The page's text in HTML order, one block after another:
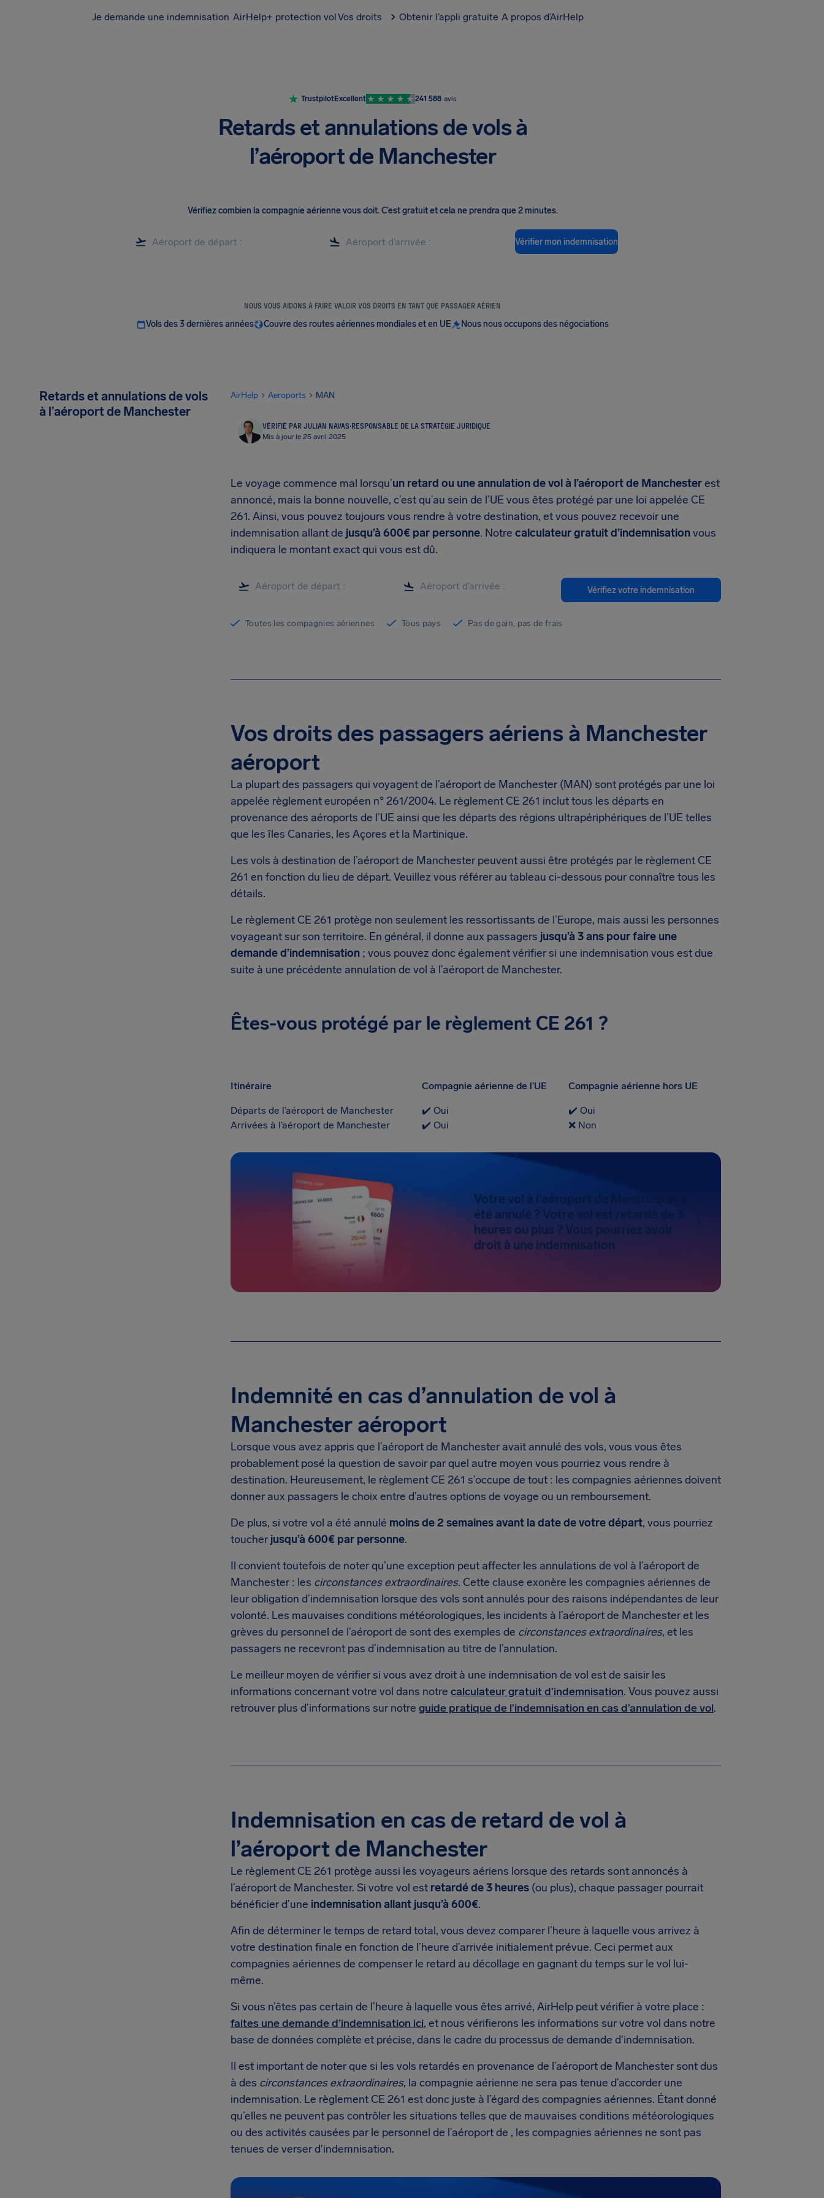
Je demande une indemnisation AirHelp+ protection volVos droits Obtenir l’appli gratuite A propos d’AirHelp
TrustpilotExcellent 241 588 avis
Retards et annulations de vols à
l’aéroport de Manchester
Vérifiez combien la compagnie aérienne vous doit.C’est gratuit et cela ne prendra que 2 minutes.
Vérifier mon indemnisation
NOUS VOUS AIDONS À FAIRE VALOIR VOS DROITS EN TANT QUE PASSAGER AÉRIEN
Vols des 3 dernières années Couvre des routes aériennes mondiales et en UE Nous nous occupons des négociations
Retards et annulations de vols
à l’aéroport de Manchester
AirHelp Aeroports MAN
VÉRIFIÉ PAR JULIAN NAVAS·RESPONSABLE DE LA STRATÉGIE JURIDIQUE
Mis à jour le 25 avril 2025
Le voyage commence mal lorsqu’un retard ou une annulation de vol à l’aéroport de Manchesterest
annoncé, mais la bonne nouvelle, c’est qu’au sein de l’UE vous êtes protégé par une loi appelée CE
261. Ainsi, vous pouvez toujours vous rendre à votre destination, et vous pouvez recevoir une
indemnisation allant de jusqu’à 600€ par personne. Notre calculateur gratuit d’indemnisationvous
indiquera le montant exact qui vous est dû.
Vérifiez votre indemnisation
Toutes les compagnies aériennes Tous pays Pas de gain, pas de frais
Vos droits des passagers aériens à Manchester
aéroport
La plupart des passagers qui voyagent de l’aéroport de Manchester (MAN) sont protégés par une loi
appelée règlement européen n° 261/2004. Le règlement CE 261 inclut tous les départs en
provenance des aéroports de l’UE ainsi que les départs des régions ultrapériphériques de l’UE telles
que les îles Canaries, les Açores et la Martinique.
Les vols à destination de l’aéroport de Manchester peuvent aussi être protégés par le règlement CE
261 en fonction du lieu de départ. Veuillez vous référer au tableau ci-dessous pour connaître tous les
détails.
Le règlement CE 261 protège non seulement les ressortissants de l’Europe, mais aussi les personnes
voyageant sur son territoire. En général, il donne aux passagers jusqu’à 3 ans pour faire une
demande d’indemnisation ; vous pouvez donc également vérifier si une indemnisation vous est due
suite à une précédente annulation de vol à l’aéroport de Manchester.
Êtes-vous protégé par le règlement CE 261 ?
Itinéraire Compagnie aérienne de l’UE Compagnie aérienne hors UE
Départs de l’aéroport de Manchester ✔️ Oui
✔️ Oui
Arrivées à l’aéroport de Manchester
✔️ Oui ❌ Non
Votre vol à l’aéroport de Manchester a
été annulé ? Votre vol est retardé de 3
heures ou plus ? Vous pourriez avoir
droit à une indemnisation
Indemnité en cas d’annulation de vol à
Manchester aéroport
Lorsque vous avez appris que l’aéroport de Manchester avait annulé des vols, vous vous êtes
probablement posé la question de savoir par quel autre moyen vous pourriez vous rendre à
destination. Heureusement, le règlement CE 261 s’occupe de tout : les compagnies aériennes doivent
donner aux passagers le choix entre d’autres options de voyage ou un remboursement.
De plus, si votre vol a été annulé moins de 2 semaines avant la date de votre départ, vous pourriez
toucher jusqu’à 600€ par personne.
Il convient toutefois de noter qu’une exception peut affecter les annulations de vol à l’aéroport de
Manchester : les circonstances extraordinaires. Cette clause exonère les compagnies aériennes de
leur obligation d’indemnisation lorsque des vols sont annulés pour des raisons indépendantes de leur
volonté. Les mauvaises conditions météorologiques, les incidents à l’aéroport de Manchester et les
grèves du personnel de l’aéroport de sont des exemples de circonstances extraordinaires, et les
passagers ne recevront pas d’indemnisation au titre de l’annulation.
Le meilleur moyen de vérifier si vous avez droit à une indemnisation de vol est de saisir les
informations concernant votre vol dans notre calculateur gratuit d’indemnisation. Vous pouvez aussi
retrouver plus d’informations sur notre guide pratique de l’indemnisation en cas d’annulation de vol.
Indemnisation en cas de retard de vol à
l’aéroport de Manchester
Le règlement CE 261 protège aussi les voyageurs aériens lorsque des retards sont annoncés à
l’aéroport de Manchester. Si votre vol est retardé de 3 heures (ou plus), chaque passager pourrait
bénéficier d’une indemnisation allant jusqu’à 600€.
Afin de déterminer le temps de retard total, vous devez comparer l’heure à laquelle vous arrivez à
votre destination finale en fonction de l’heure d’arrivée initialement prévue. Ceci permet aux
compagnies aériennes de compenser le retard au décollage en gagnant du temps sur le vol lui-
même.
Si vous n’êtes pas certain de l’heure à laquelle vous êtes arrivé, AirHelp peut vérifier à votre place :
faites une demande d’indemnisation ici, et nous vérifierons les informations sur votre vol dans notre
base de données complète et précise, dans le cadre du processus de demande d'indemnisation.
Il est important de noter que si les vols retardés en provenance de l’aéroport de Manchester sont dus
à des circonstances extraordinaires, la compagnie aérienne ne sera pas tenue d’accorder une
indemnisation. Le règlement CE 261 est donc juste à l’égard des compagnies aériennes. Étant donné
qu’elles ne peuvent pas contrôler les situations telles que de mauvaises conditions météorologiques
ou des activités causées par le personnel de l’aéroport de , les compagnies aériennes ne sont pas
tenues de verser d'indemnisation.